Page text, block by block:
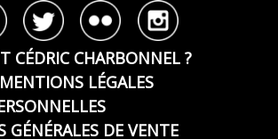
CÉDRIC CHARBONNEL ?
LÉGALES
GÉNÉRALES DE VENTE